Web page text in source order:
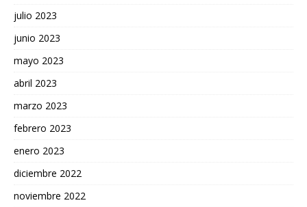
julio 2023
junio 2023
mayo 2023
abril 2023
marzo 2023
febrero 2023
enero 2023
diciembre 2022
noviembre 2022